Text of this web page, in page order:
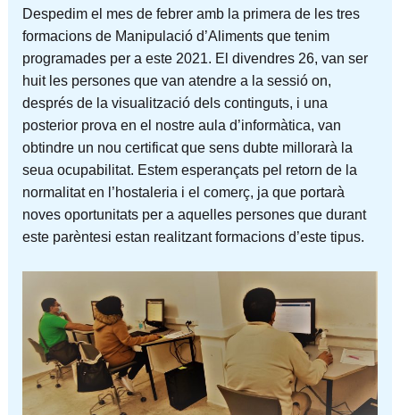
Despedim el mes de febrer amb la primera de les tres
formacions de Manipulació d’Aliments que tenim
programades per a este 2021. El divendres 26, van ser
huit les persones que van atendre a la sessió on,
després de la visualització dels continguts, i una
posterior prova en el nostre aula d’informàtica, van
obtindre un nou certificat que sens dubte millorarà la
seua ocupabilitat. Estem esperançats pel retorn de la
normalitat en l’hostaleria i el comerç, ja que portarà
noves oportunitats per a aquelles persones que durant
este parèntesi estan realitzant formacions d’este tipus.